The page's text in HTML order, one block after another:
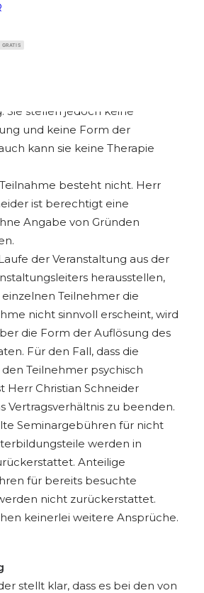
GRATIS
an den Veranstaltungen steht
Interessierten offen. Die
eine normale psychische und
dienen der professionellen
Sie stellen jedoch keine
und keine Form der
kann sie keine Therapie
besteht nicht. Herr
ist berechtigt eine
Angabe von Gründen
der Veranstaltung aus der
herausstellen,
einzelnen Teilnehmer die
nicht sinnvoll erscheint, wird
die Form der Auflösung des
Für den Fall, dass die
Teilnehmer psychisch
Herr Christian Schneider
Vertragsverhältnis zu beenden.
Seminargebühren für nicht
werden in
Anteilige
für bereits besuchte
nicht zurückerstattet.
keinerlei weitere Ansprüche.
stellt klar, dass es bei den von